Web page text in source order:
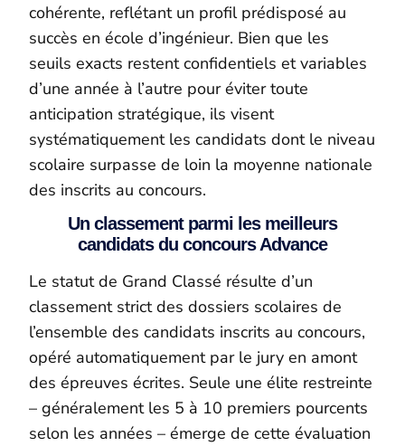
cohérente, reflétant un profil prédisposé au
succès en école d’ingénieur. Bien que les
seuils exacts restent confidentiels et variables
d’une année à l’autre pour éviter toute
anticipation stratégique, ils visent
systématiquement les candidats dont le niveau
scolaire surpasse de loin la moyenne nationale
des inscrits au concours.
Un classement parmi les meilleurs
candidats du concours Advance
Le statut de Grand Classé résulte d’un
classement strict des dossiers scolaires de
l’ensemble des candidats inscrits au concours,
opéré automatiquement par le jury en amont
des épreuves écrites. Seule une élite restreinte
– généralement les 5 à 10 premiers pourcents
selon les années – émerge de cette évaluation